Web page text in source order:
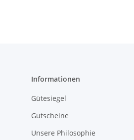
Informationen
Gütesiegel
Gutscheine
Unsere Philosophie